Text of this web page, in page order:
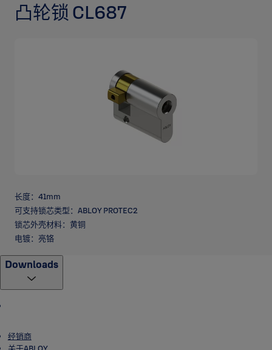
凸轮锁 CL687
长度：41mm
可支持锁芯类型：ABLOY PROTEC2
锁芯外壳材料：黄铜
电镀：亮铬
Downloads
经销商